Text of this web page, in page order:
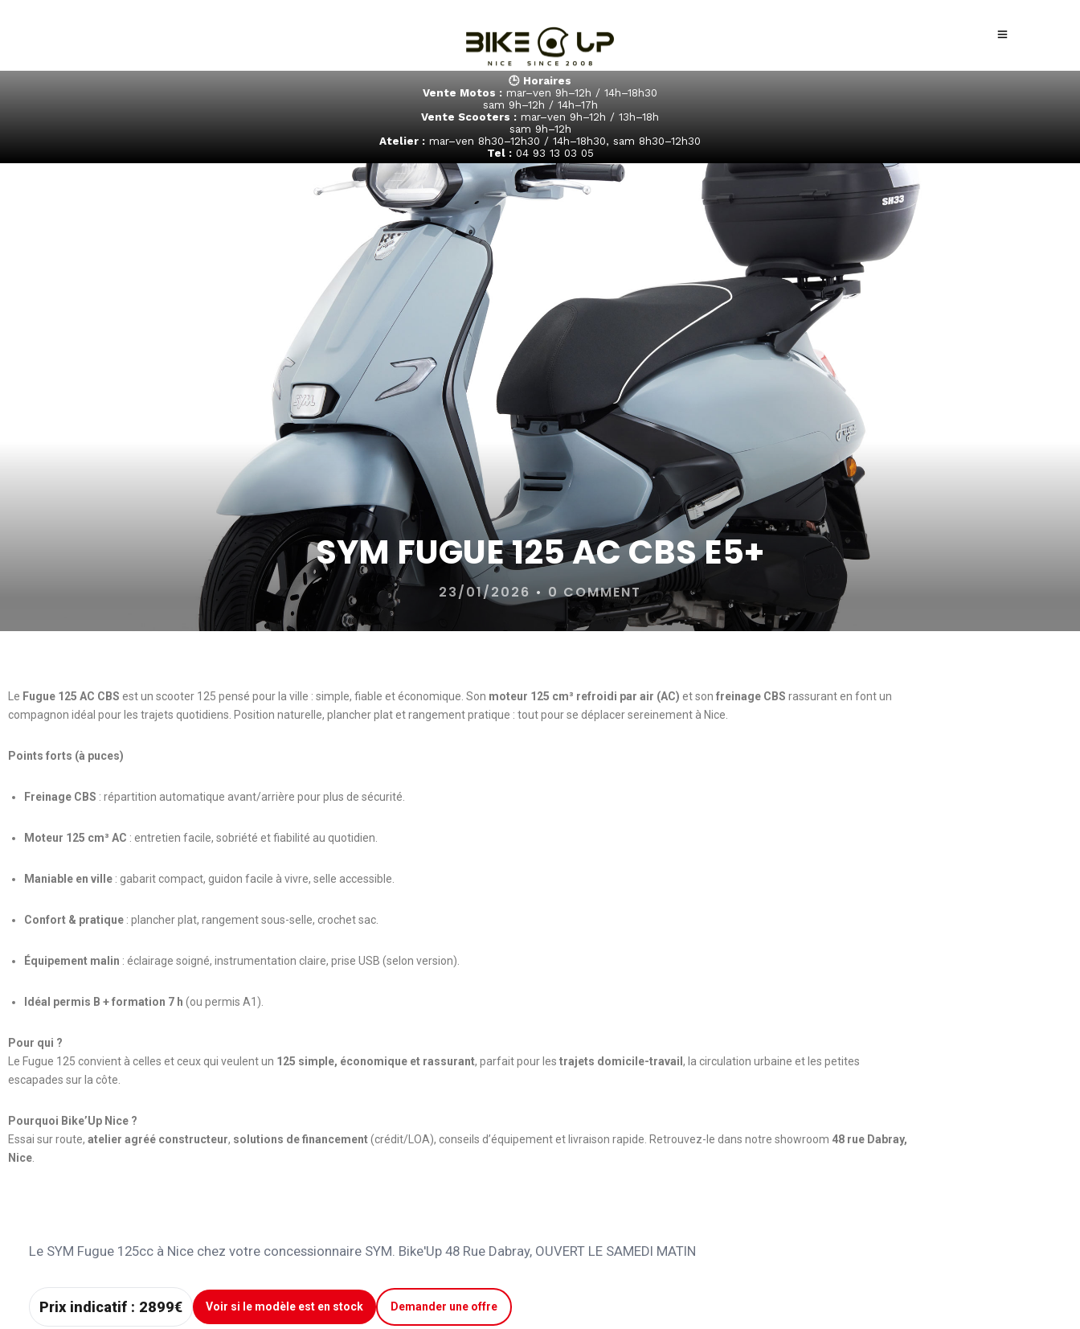
🕒 Horaires
Vente Motos : mar–ven 9h–12h / 14h–18h30
sam 9h–12h / 14h–17h
Vente Scooters : mar–ven 9h–12h / 13h–18h
sam 9h–12h
Atelier : mar–ven 8h30–12h30 / 14h–18h30, sam 8h30–12h30
Tel :04 93 13 03 05
Modèles en Stock Location Atelier Motos
SYM FUGUE 125 AC CBS E5+
23/01/2026 • 0 COMMENT
Le Fugue 125 AC CBS est un scooter 125 pensé pour la ville : simple, fiable et économique. Son moteur 125 cm³ refroidi par air (AC) et son freinage CBS rassurant en font un
compagnon idéal pour les trajets quotidiens. Position naturelle, plancher plat et rangement pratique : tout pour se déplacer sereinement à Nice.
Points forts (à puces)
Freinage CBS : répartition automatique avant/arrière pour plus de sécurité.
Moteur 125 cm³ AC : entretien facile, sobriété et fiabilité au quotidien.
Maniable en ville : gabarit compact, guidon facile à vivre, selle accessible.
Confort & pratique : plancher plat, rangement sous-selle, crochet sac.
Équipement malin : éclairage soigné, instrumentation claire, prise USB (selon version).
Idéal permis B + formation 7 h (ou permis A1).
Pour qui ?
Le Fugue 125 convient à celles et ceux qui veulent un 125 simple, économique et rassurant, parfait pour les trajets domicile-travail , la circulation urbaine et les petites
escapades sur la côte.
Pourquoi Bike’Up Nice ?
Essai sur route, atelier agréé constructeur, solutions de financement(crédit/LOA), conseils d’équipement et livraison rapide. Retrouvez-le dans notre showroom 48 rue Dabray,
Nice
Le SYM Fugue 125cc à Nice chez votre concessionnaire SYM. Bike'Up 48 Rue Dabray, OUVERT LE SAMEDI MATIN
Prix indicatif : 2899€ Voir si le modèle est en stock Demander une offre